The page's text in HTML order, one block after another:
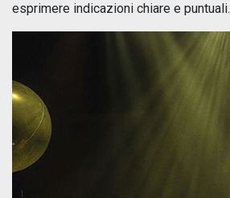
esprimere indicazioni chiare e puntuali.